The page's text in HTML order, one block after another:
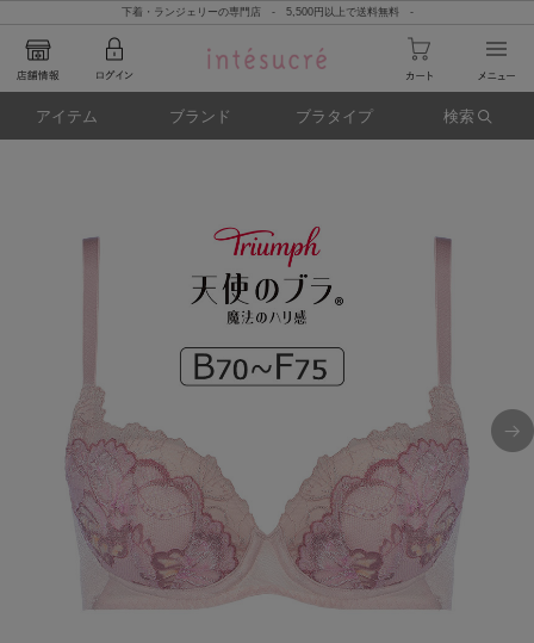
下着・ランジェリーの専門店 - 5,500円以上で送料無料 -
アイテム ブランド ブラタイプ 検索